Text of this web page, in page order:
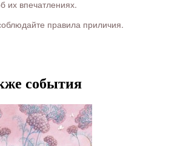
их впечатлениях.
правила приличия.
события